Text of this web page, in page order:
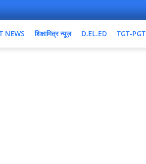
NEWS शिक्षामित्र न्यूज़ D.EL.ED TGT-PGT